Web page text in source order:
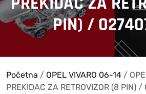
PIN) /
Početna / OPEL VIVARO 06-14 /
PREKIDAC ZA RETROVIZOR (8 PIN)